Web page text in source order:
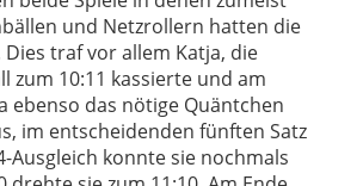
und Netzrollern hatten die
traf vor allem Katja, die
zum 10:11 kassierte und am
ebenso das nötige Quäntchen
im entscheidenden fünften Satz
Ausgleich konnte sie nochmals